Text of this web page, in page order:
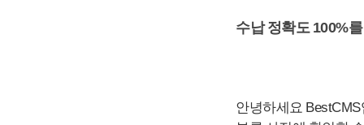
수납 정확도 100%
안녕하세요